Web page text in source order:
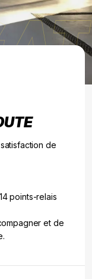
de
points-relais
et de